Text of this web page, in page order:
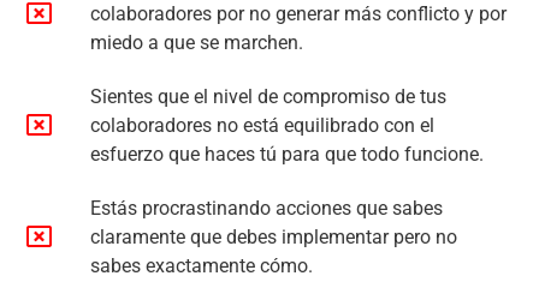
colaboradores por no generar más conflicto y por
miedo a que se marchen.
Sientes que el nivel de compromiso de tus
colaboradores no está equilibrado con el
esfuerzo que haces tú para que todo funcione.
Estás procrastinando acciones que sabes
claramente que debes implementar pero no
sabes exactamente cómo.